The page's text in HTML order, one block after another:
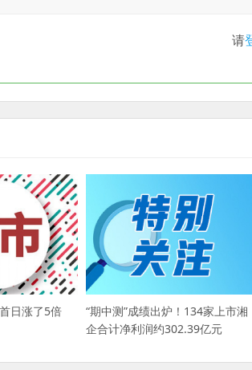
请
日涨了5倍
“期中测”成绩出炉！134家上市湘
企合计净利润约302.39亿元